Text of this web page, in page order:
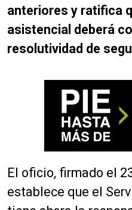
anteriores y ratifica
asistencial deberá
resolutividad de
El oficio, firmado el
establece que el